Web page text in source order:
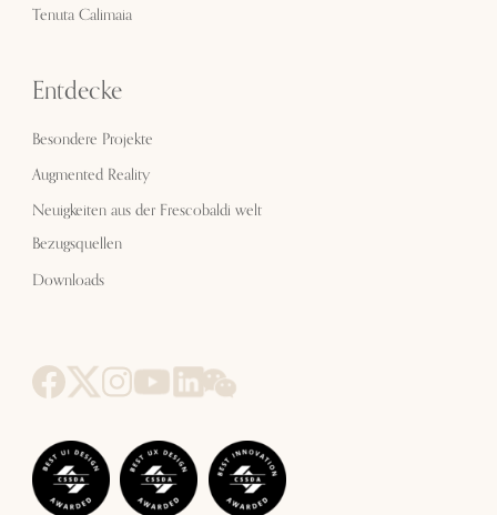
Tenuta Calimaia
Entdecke
Besondere Projekte
Augmented Reality
Neuigkeiten aus der Frescobaldi welt
Bezugsquellen
Downloads